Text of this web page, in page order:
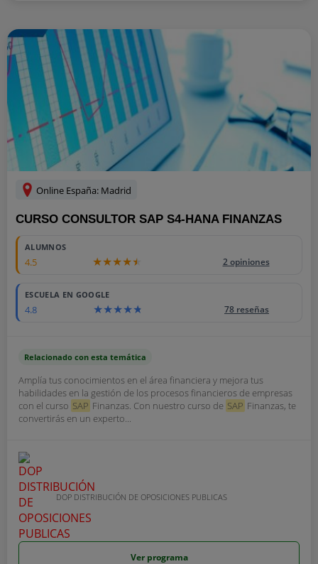
Online España: Madrid
CURSO CONSULTOR SAP S4-HANA FINANZAS
ALUMNOS
4.5 2 opiniones
ESCUELA EN GOOGLE
4.8 78 reseñas
Relacionado con esta temática
Amplía tus conocimientos en el área financiera y mejora tus
habilidades en la gestión de los procesos financieros de empresas
con el curso SAP Finanzas. Con nuestro curso de SAP Finanzas, te
convertirás en un experto...
DOP DISTRIBUCIÓN DE OPOSICIONES PUBLICAS
Ver programa